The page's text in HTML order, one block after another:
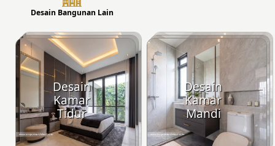
Desain Bangunan Lain
Desain
Kamar
Tidur
Desain
Kamar
Mandi